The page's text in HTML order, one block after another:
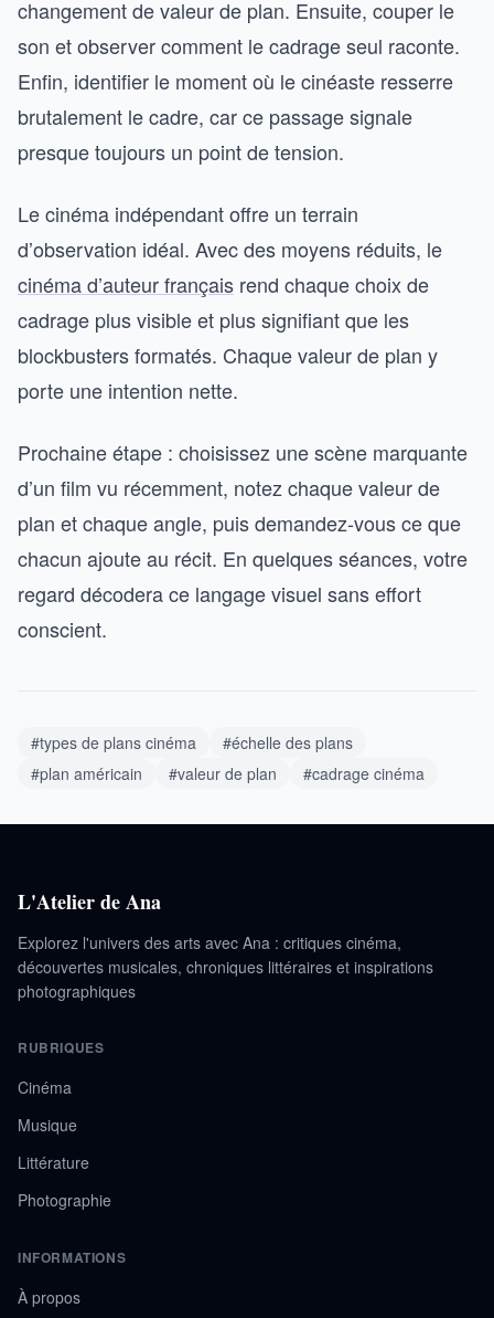
changement de valeur de plan. Ensuite, couper le
son et observer comment le cadrage seul raconte.
Enfin, identifier le moment où le cinéaste resserre
brutalement le cadre, car ce passage signale
presque toujours un point de tension.
Le cinéma indépendant offre un terrain
d’observation idéal. Avec des moyens réduits, le
cinéma d’auteur français rend chaque choix de
cadrage plus visible et plus signifiant que les
blockbusters formatés. Chaque valeur de plan y
porte une intention nette.
Prochaine étape : choisissez une scène marquante
d’un film vu récemment, notez chaque valeur de
plan et chaque angle, puis demandez-vous ce que
chacun ajoute au récit. En quelques séances, votre
regard décodera ce langage visuel sans effort
conscient.
#types de plans cinéma
#échelle des plans
#plan américain
#valeur de plan #cadrage cinéma
L'Atelier de Ana
Explorez l'univers des arts avec Ana : critiques cinéma,
découvertes musicales, chroniques littéraires et inspirations
photographiques
RUBRIQUES
Cinéma
Musique
Littérature
Photographie
INFORMATIONS
À propos